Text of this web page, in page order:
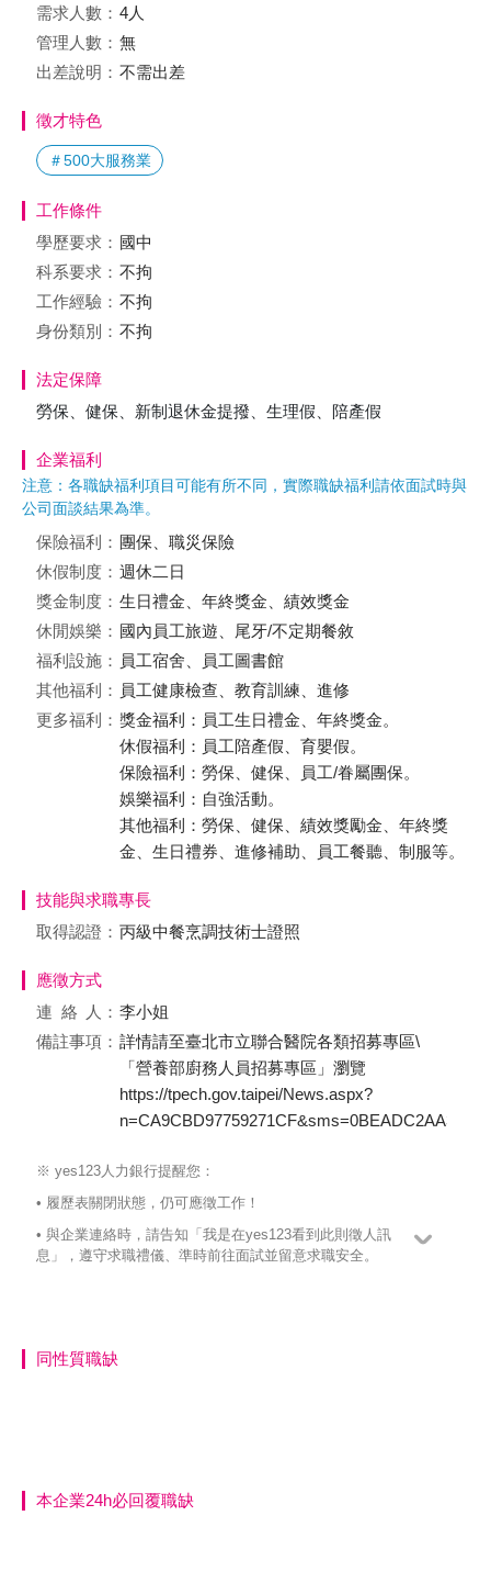
需求人數： 4人
管理人數： 無
出差說明： 不需出差
徵才特色
＃500大服務業
工作條件
學歷要求： 國中
科系要求： 不拘
工作經驗： 不拘
身份類別： 不拘
法定保障
勞保、健保、新制退休金提撥、生理假、陪產假
企業福利
注意：各職缺福利項目可能有所不同，實際職缺福利請依面試時與
公司面談結果為準。
保險福利： 團保、職災保險
休假制度： 週休二日
獎金制度： 生日禮金、年終獎金、績效獎金
休閒娛樂： 國內員工旅遊、尾牙/不定期餐敘
福利設施： 員工宿舍、員工圖書館
其他福利： 員工健康檢查、教育訓練、進修
更多福利： 獎金福利：員工生日禮金、年終獎金。
休假福利：員工陪產假、育嬰假。
保險福利：勞保、健保、員工/眷屬團保。
娛樂福利：自強活動。
其他福利：勞保、健保、績效獎勵金、年終獎
金、生日禮券、進修補助、員工餐聽、制服等。
技能與求職專長
取得認證： 丙級中餐烹調技術士證照
應徵方式
連絡
人： 李小姐
備註事項： 詳情請至臺北市立聯合醫院各類招募專區\
「營養部廚務人員招募專區」瀏覽
https://tpech.gov.taipei/News.aspx?
※ yes123人力銀行提醒您：
• 履歷表關閉狀態，仍可應徵工作！
• 與企業連絡時，請告知「我是在yes123看到此則徵人訊
息」，遵守求職禮儀、準時前往面試並留意求職安全。
同性質職缺
本企業24h必回覆職缺